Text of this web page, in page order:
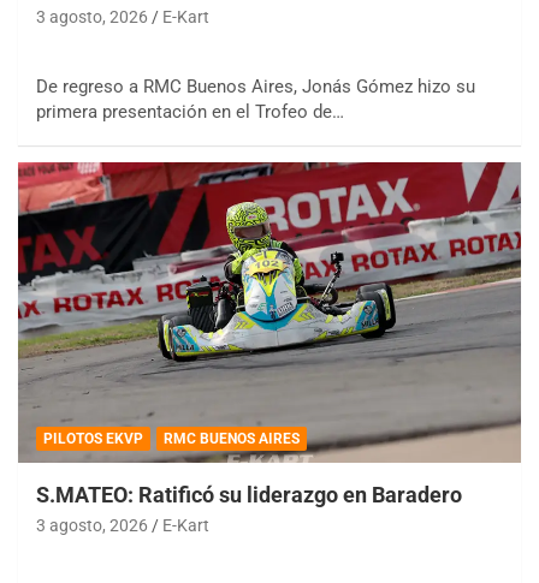
3 agosto, 2026 E-Kart
De regreso a RMC Buenos Aires, Jonás Gómez hizo su
primera presentación en el Trofeo de…
PILOTOS EKVP RMC BUENOS AIRES
S.MATEO: Ratificó su liderazgo en Baradero
3 agosto, 2026 E-Kart